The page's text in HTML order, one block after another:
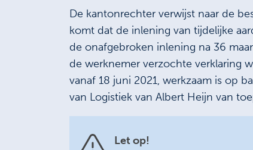
De kantonrechter verwijst naar de
komt dat de inlening van tijdelijke
de onafgebroken inlening na 36
de werknemer verzochte verklaring
vanaf 18 juni 2021, werkzaam is op
van Logistiek van Albert Heijn van
Let op!